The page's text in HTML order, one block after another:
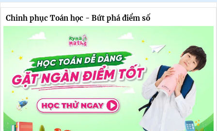
Chinh phục Toán học - Bứt phá điểm số